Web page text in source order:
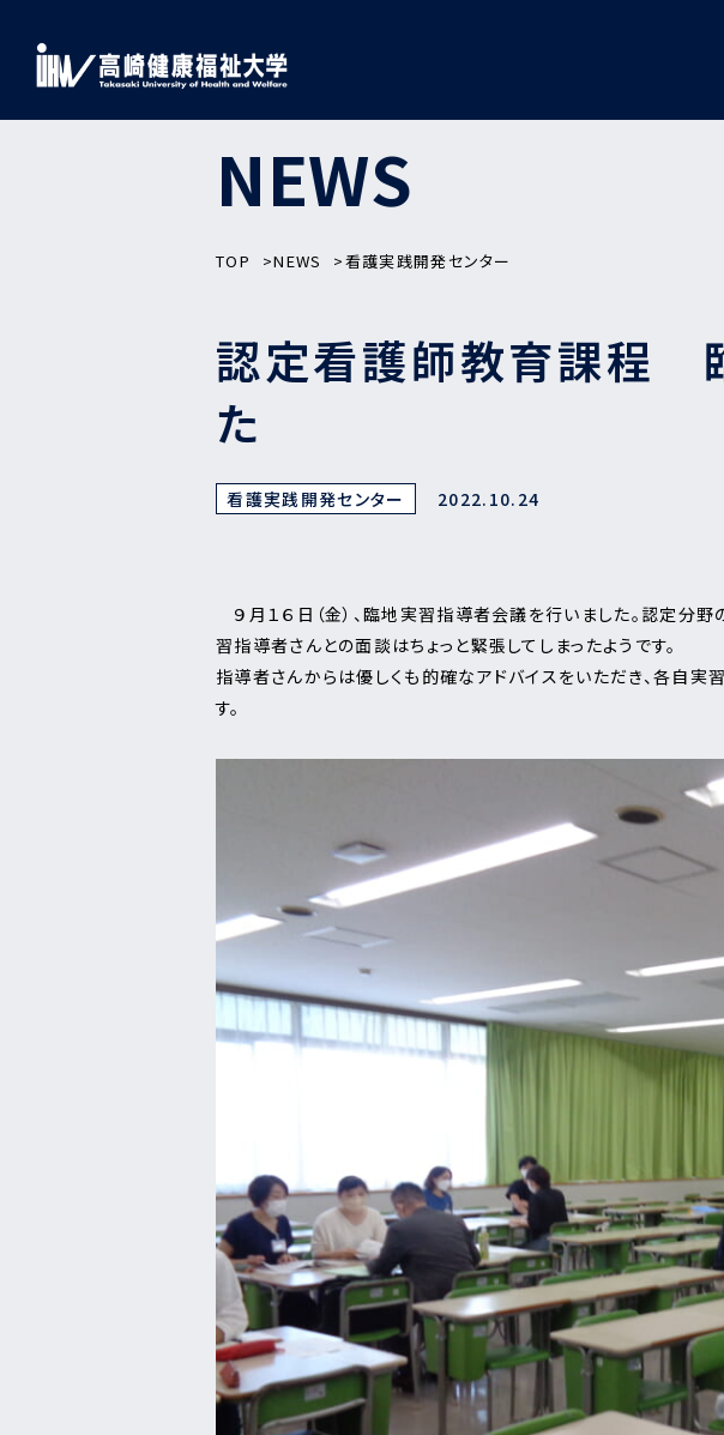
NEWS
TOP NEWS 看護実践開発センター
認定看護師教育課程
た
看護実践開発センター 2022.10.24
９月１６日（金）、臨地実習指導者会議を行いました。認定分
習指導者さんとの面談はちょっと緊張してしまったようです。
指導者さんからは優しくも的確なアドバイスをいただき、各自
す。